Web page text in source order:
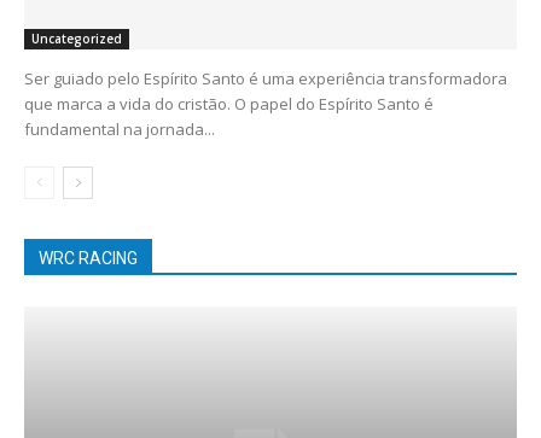
Uncategorized
Ser guiado pelo Espírito Santo é uma experiência transformadora
que marca a vida do cristão. O papel do Espírito Santo é
fundamental na jornada...
WRC RACING